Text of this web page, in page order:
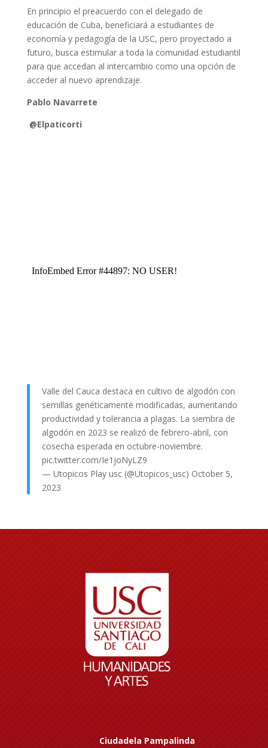
En principio el preacuerdo con el delegado de
educación de Cuba, beneficiará a estudiantes de
economía y pedagogía de la USC, pero proyectado a
futuro, busca estimular a toda la comunidad estudiantil
para que accedan al intercambio como una opción de
acceder al nuevo aprendizaje.
Pablo Navarrete
@Elpaticorti
Valle del Cauca destaca en cultivo de algodón con
semillas genéticamente modificadas, aumentando
productividad y tolerancia a plagas. La siembra de
algodón en 2023 se realizó de febrero-abril, con
cosecha esperada en octubre-noviembre.
pic.twitter.com/Ie1joNyLZ9
— Utopicos Play usc (@Utopicos_usc) October 5,
2023
Ciudadela Pampalinda